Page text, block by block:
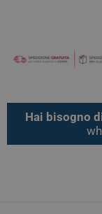
Hai bisogno